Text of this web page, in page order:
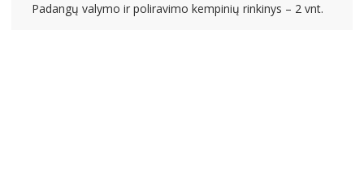
Padangų valymo ir poliravimo kempinių rinkinys – 2 vnt.